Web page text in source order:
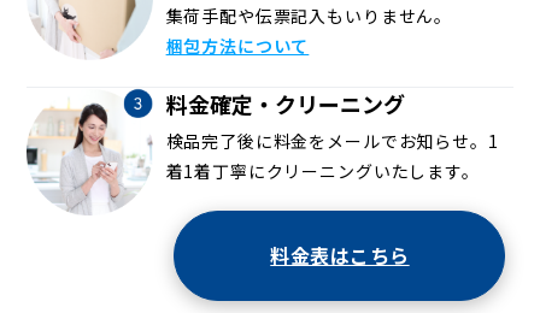
集荷手配や伝票記入もいりません。
梱包方法について
料金確定・クリーニング
検品完了後に料金をメールでお知らせ。1
着1着丁寧にクリーニングいたします。
料金表はこちら